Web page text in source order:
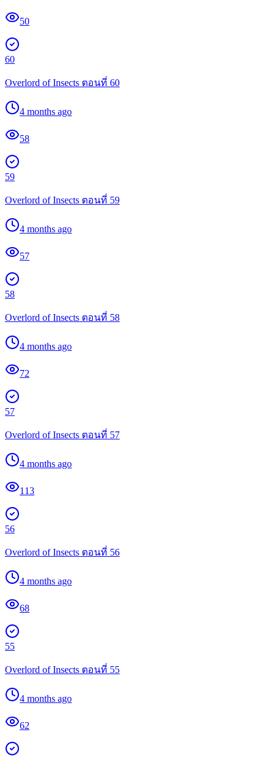
50
60
Overlord of Insects ตอนที่ 60
4 months ago
58
59
Overlord of Insects ตอนที่ 59
4 months ago
57
58
Overlord of Insects ตอนที่ 58
4 months ago
72
57
Overlord of Insects ตอนที่ 57
4 months ago
113
56
Overlord of Insects ตอนที่ 56
4 months ago
68
55
Overlord of Insects ตอนที่ 55
4 months ago
62